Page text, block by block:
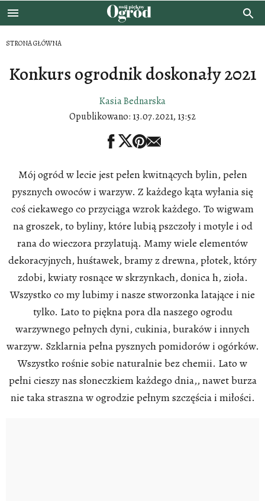
STRONA GŁÓWNA
Konkurs ogrodnik doskonały 2021
Kasia Bednarska
Opublikowano: 13.07.2021, 13:52
Mój ogród w lecie jest pełen kwitnących bylin, pełen
pysznych owoców i warzyw. Z każdego kąta wyłania się
coś ciekawego co przyciąga wzrok każdego. To wigwam
na groszek, to byliny, które lubią pszczoły i motyle i od
rana do wieczora przylatują. Mamy wiele elementów
dekoracyjnych, huśtawek, bramy z drewna, płotek, który
zdobi, kwiaty rosnące w skrzynkach, donica h, zioła.
Wszystko co my lubimy i nasze stworzonka latające i nie
tylko. Lato to piękna pora dla naszego ogrodu
warzywnego pełnych dyni, cukinia, buraków i innych
warzyw. Szklarnia pełna pysznych pomidorów i ogórków.
Wszystko rośnie sobie naturalnie bez chemii. Lato w
pełni cieszy nas słoneczkiem każdego dnia,, nawet burza
nie taka straszna w ogrodzie pełnym szczęścia i miłości.